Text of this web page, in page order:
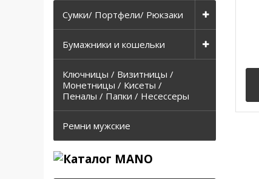
Сумки/ Портфели/ Рюкзаки
Бумажники и кошельки
Ключницы / Визитницы /
Монетницы / Кисеты /
Пеналы / Папки / Несессеры
Ремни мужские